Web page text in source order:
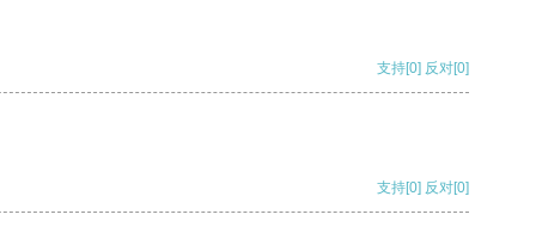
支持[0] 反对[0]
支持[0] 反对[0]